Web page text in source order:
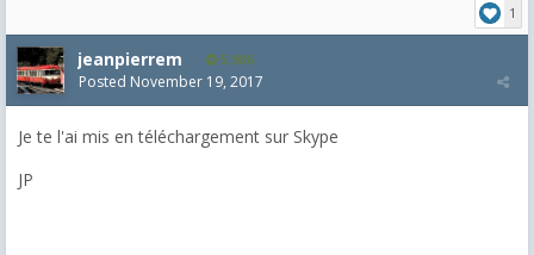
1
jeanpierrem 5,986
Posted November 19, 2017
Je te l'ai mis en téléchargement sur Skype
JP